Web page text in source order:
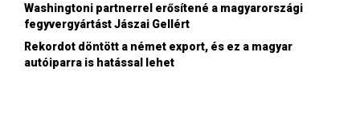
Washingtoni partnerrel erősítené a magyarországi
fegyvergyártást Jászai Gellért
Rekordot döntött a német export, és ez a magyar
autóiparra is hatással lehet